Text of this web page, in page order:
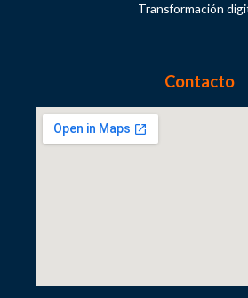
Transformación
Contacto